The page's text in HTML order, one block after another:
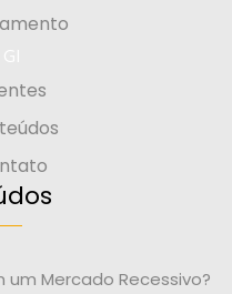
Mercado Recessivo?